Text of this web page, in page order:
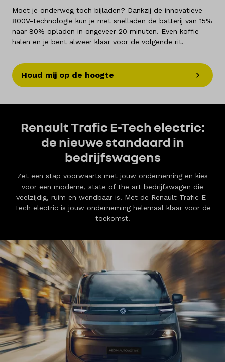
Moet je onderweg toch bijladen? Dankzij de innovatieve
800V-technologie kun je met snelladen de batterij van 15%
naar 80% opladen in ongeveer 20 minuten. Even koffie
halen en je bent alweer klaar voor de volgende rit.
Houd mij op de hoogte
Renault Trafic E-Tech electric:
de nieuwe standaard in
bedrijfswagens
Zet een stap voorwaarts met jouw onderneming en kies
voor een moderne, state of the art bedrijfswagen die
veelzijdig, ruim en wendbaar is. Met de Renault Trafic E-
Tech electric is jouw onderneming helemaal klaar voor de
toekomst.